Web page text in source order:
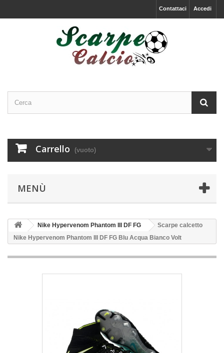
Accedi
Contattaci
Carrello (vuoto)
MENÙ
Nike Hypervenom Phantom III DF FG
Scarpe calcetto
Nike Hypervenom Phantom III DF FG Blu Acqua Bianco Volt